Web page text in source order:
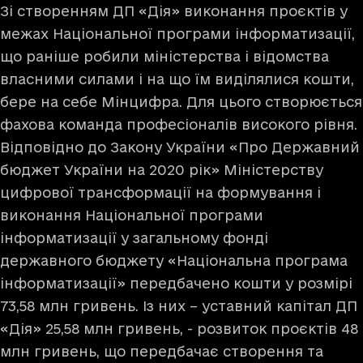
Зі створенням ДП «Дія» виконання проєктів у
межах Національної програми інформатизації,
що раніше робили міністерства і відомства
власними силами і на що їм виділялися кошти,
бере на себе Мінцифра. Для цього створюється
фахова команда професіоналів високого рівня.
Відповідно до Закону України «Про Державний
бюджет України на 2020 рік» Міністерству
цифрової трансформації на формування і
виконання Національної програми
інформатизації у загальному фонді
державного бюджету «Національна програма
інформатизації» передбачено кошти у розмірі
73,58 млн гривень. Із них – уставний капітал ДП
«Дія» 25,58 млн гривень, - розвиток проєктів 48
млн гривень, що передбачає створення та